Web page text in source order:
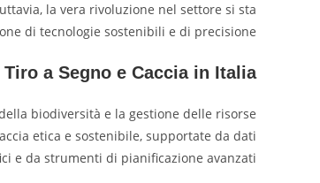
la vera rivoluzione nel settore si sta
di tecnologie sostenibili e di precisione.
a Segno e Caccia in Italia
biodiversità e la gestione delle risorse
etica e sostenibile, supportate da dati
e da strumenti di pianificazione avanzati.